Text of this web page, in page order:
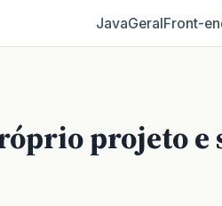
JavaGeral
projeto e